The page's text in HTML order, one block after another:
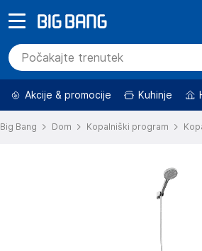
Akcije & promocije Kuhinje
Big Bang Dom Kopalniški program